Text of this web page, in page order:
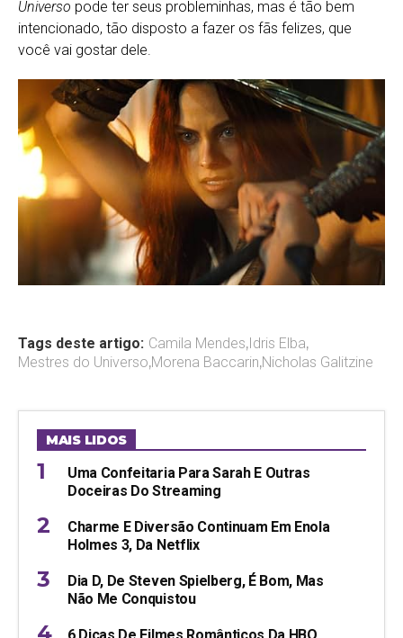
Universo pode ter seus probleminhas, mas é tão bem
intencionado, tão disposto a fazer os fãs felizes, que
você vai gostar dele.
Tags deste artigo: Camila Mendes, Idris Elba,
Mestres do Universo,Morena Baccarin,Nicholas Galitzine
MAIS LIDOS
Uma Confeitaria Para Sarah E Outras
Doceiras Do Streaming
Charme E Diversão Continuam Em Enola
Holmes 3, Da Netflix
Dia D, De Steven Spielberg, É Bom, Mas
Não Me Conquistou